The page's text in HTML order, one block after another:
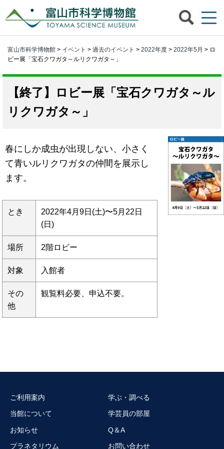
富山市科学博物館 > イベント > 過去のイベント > 2022年度 > 2022年5月 > ロ
ビー展「宝石クワガタ～ルリクワガタ～」
ロビー展「宝石クワガタ～ル
リクワガタ～」
春にしか成虫が出現しない、小さく
て青いルリクワガタの仲間を展示し
ます。
とき
2022年4月9日(土)〜5月22日
(日)
場所 2階ロビー
対象 入館者
その
他
観覧料必要、申込不要。
ご利用案内
当館について
お知らせ
プラネタリウム
学ぶ・調べる
学芸員の部屋
Q＆A
お問い合わせ